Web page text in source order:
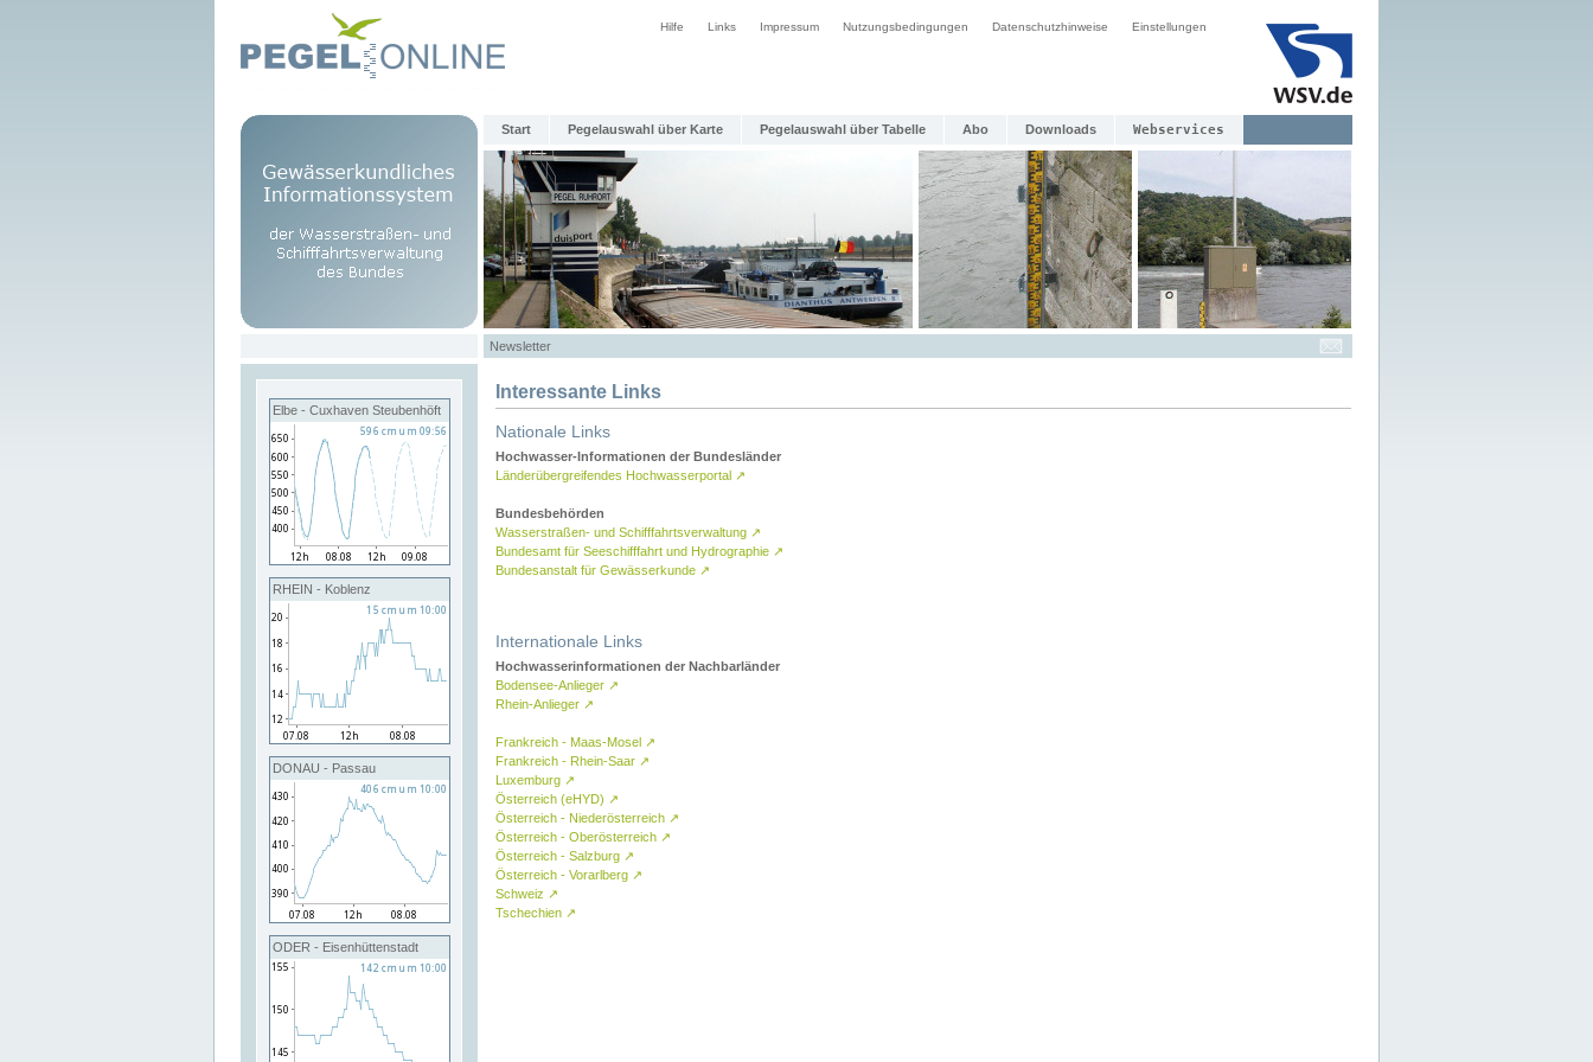
Hilfe Links Impressum Nutzungsbedingungen Datenschutzhinweise Einstellungen
Start Pegelauswahl über Karte Pegelauswahl über Tabelle Abo Downloads Webservices
Newsletter
Elbe - Cuxhaven Steubenhöft
RHEIN - Koblenz
DONAU - Passau
ODER - Eisenhüttenstadt
Interessante Links
Nationale Links
Hochwasser-Informationen der Bundesländer
Länderübergreifendes Hochwasserportal ↗
Bundesbehörden
Wasserstraßen- und Schifffahrtsverwaltung ↗
Bundesamt für Seeschifffahrt und Hydrographie ↗
Bundesanstalt für Gewässerkunde ↗
Internationale Links
Hochwasserinformationen der Nachbarländer
Bodensee-Anlieger ↗
Rhein-Anlieger ↗
Frankreich - Maas-Mosel ↗
Frankreich - Rhein-Saar ↗
Luxemburg ↗
Österreich (eHYD) ↗
Österreich - Niederösterreich ↗
Österreich - Oberösterreich ↗
Österreich - Salzburg ↗
Österreich - Vorarlberg ↗
Schweiz ↗
Tschechien ↗